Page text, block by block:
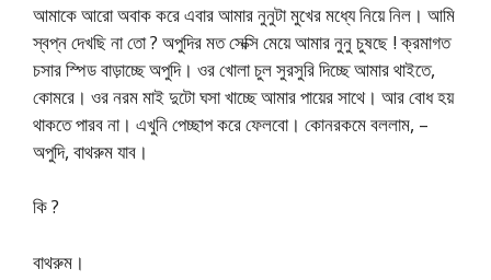
আমাকে আরো অবাক করে এবার আমার নুনুটা মুখের মধ্যে নিয়ে নিল। আমি
স্বপ্ন দেখছি না তো ? অপুদির মত সেক্সি মেয়ে আমার নুনু চুষছে ! ক্রমাগত
চসার স্পিড বাড়াচ্ছে অপুদি। ওর খোলা চুল সুরসুরি দিচ্ছে আমার থাইতে,
কোমরে। ওর নরম মাই দুটো ঘসা খাচ্ছে আমার পায়ের সাথে। আর বোধ হয়
থাকতে পারব না। এখুনি পেচ্ছাপ করে ফেলবো। কোনরকমে বললাম, –
অপুদি, বাথরুম যাব।
কি ?
বাথরুম।